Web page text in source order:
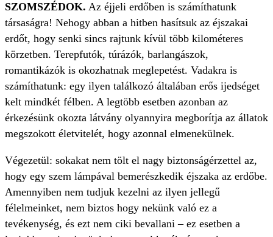
SZOMSZÉDOK. Az éjjeli erdőben is számíthatunk
társaságra! Nehogy abban a hitben hasítsuk az éjszakai
erdőt, hogy senki sincs rajtunk kívül több kilométeres
körzetben. Terepfutók, túrázók, barlangászok,
romantikázók is okozhatnak meglepetést. Vadakra is
számíthatunk: egy ilyen találkozó általában erős ijedséget
kelt mindkét félben. A legtöbb esetben azonban az
érkezésünk okozta látvány olyannyira megborítja az állatok
megszokott életvitelét, hogy azonnal elmenekülnek.
Végezetül: sokakat nem tölt el nagy biztonságérzettel az,
hogy egy szem lámpával bemerészkedik éjszaka az erdőbe.
Amennyiben nem tudjuk kezelni az ilyen jellegű
félelmeinket, nem biztos hogy nekünk való ez a
tevékenység, és ezt nem ciki bevallani – ez esetben a